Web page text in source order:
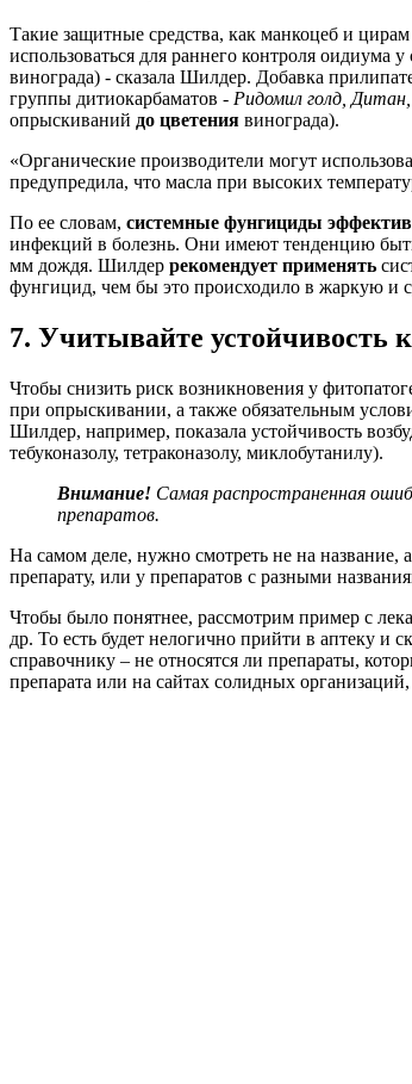
Такие защитные средства, как манкоцеб и
использоваться для раннего контроля
винограда) - сказала Шилдер. Добавка
группы дитиокарбаматов - Ридомил голд,
опрыскиваний до цветения винограда).
«Органические производители могут
предупредила, что масла при высоких
По ее словам, системные фунгициды
инфекций в болезнь. Они имеют тенденцию
мм дождя. Шилдер рекомендует применять
фунгицид, чем бы это происходило в жаркую и
7. Учитывайте устойчивость
Чтобы снизить риск возникновения у
при опрыскивании, а также обязательным
Шилдер, например, показала устойчивость
тебуконазолу, тетраконазолу, миклобутанилу).
Внимание! Самая распространенная
препаратов.
На самом деле, нужно смотреть не на название,
препарату, или у препаратов с разными
Чтобы было понятнее, рассмотрим пример с
др. То есть будет нелогично прийти в аптеку и
справочнику – не относятся ли препараты,
препарата или на сайтах солидных